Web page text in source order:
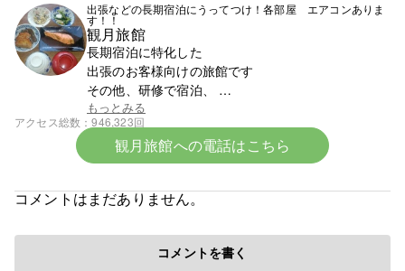
出張などの長期宿泊にうってつけ！各部屋 エアコンありま
す！！
観月旅館
長期宿泊に特化した
出張のお客様向けの旅館です
その他、研修で宿泊、
スポーツ少年団での団体宿泊なども受け付けており
ます
まずはお電話ください。0142-23-1393です。
令和８年各部屋エアコン導入により
もっとみる
アクセス総数 946,323回
観月旅館への電話はこちら
コメントはまだありません。
コメントを書く